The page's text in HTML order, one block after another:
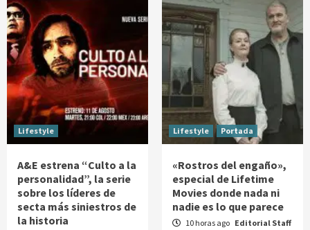
Lifestyle
A&E estrena “Culto a la
personalidad”, la serie
sobre los líderes de
secta más siniestros de
la historia
Lifestyle Portada
«Rostros del engaño»,
especial de Lifetime
Movies donde nada ni
nadie es lo que parece
10 horas ago Editorial Staff